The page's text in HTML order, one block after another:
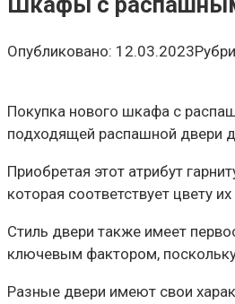
Опубликовано: 12.03.2023
Покупка нового шкафа с
подходящей распашной двери
Приобретая этот атрибут
которая соответствует цвету
Стиль двери также имеет
ключевым фактором,
Разные двери имеют свои